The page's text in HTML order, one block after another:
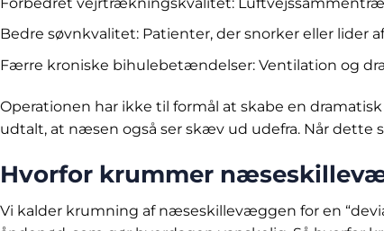
Bedre søvnkvalitet: Patienter, der snorker eller lider
Færre kroniske bihulebetændelser: Ventilation og
Operationen har ikke til formål at skabe en
udtalt, at næsen også ser skæv ud udefra. Når
Hvorfor krummer
Vi kalder krumning af næseskillevæggen for en